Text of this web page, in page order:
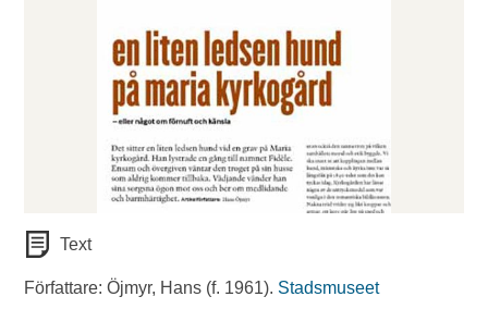
Text
Författare: Öjmyr, Hans (f. 1961). Stadsmuseet